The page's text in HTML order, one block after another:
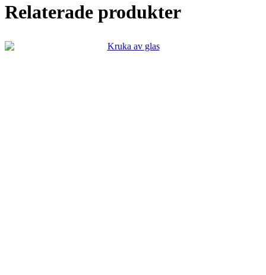
Relaterade produkter